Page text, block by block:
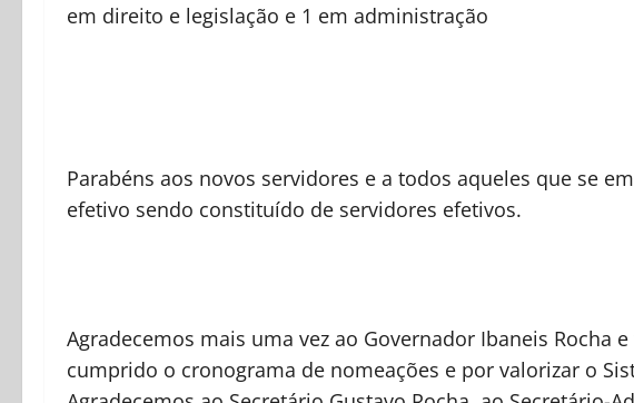
em direito e legislação e 1 em administração
Parabéns aos novos servidores e a todos aqueles que se
efetivo sendo constituído de servidores efetivos.
Agradecemos mais uma vez ao Governador Ibaneis Rocha
cumprido o cronograma de nomeações e por valorizar o